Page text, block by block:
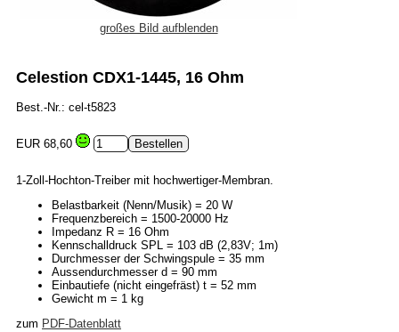
großes Bild aufblenden
Celestion CDX1-1445, 16 Ohm
Best.-Nr.: cel-t5823
EUR 68,60
1-Zoll-Hochton-Treiber mit hochwertiger-Membran.
Belastbarkeit (Nenn/Musik) = 20 W
Frequenzbereich = 1500-20000 Hz
Impedanz R = 16 Ohm
Kennschalldruck SPL = 103 dB (2,83V; 1m)
Durchmesser der Schwingspule = 35 mm
Aussendurchmesser d = 90 mm
Einbautiefe (nicht eingefräst) t = 52 mm
Gewicht m = 1 kg
zum PDF-Datenblatt